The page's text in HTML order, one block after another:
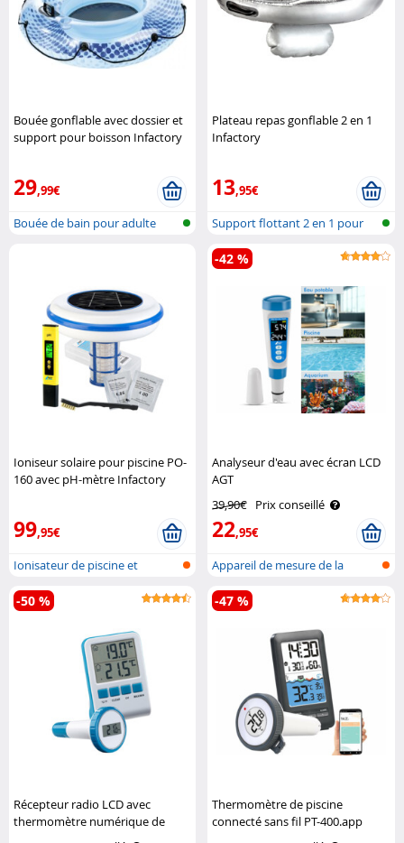
Bouée gonflable avec dossier et
support pour boisson Infactory
29,99€
Bouée de bain pour adulte
Plateau repas gonflable 2 en 1
Infactory
13,95€
Support flottant 2 en 1 pour
boisso..
Ioniseur solaire pour piscine PO-
160 avec pH-mètre Infactory
99,95€
Ionisateur de piscine et
appareil d..
Analyseur d'eau avec écran LCD
AGT
39,90€ Prix conseillé
22,95€
-42 %
Appareil de mesure de la
qualité de..
Récepteur radio LCD avec
thermomètre numérique de
bassin et de piscine, IPX8
-50 %
Thermomètre de piscine
connecté sans fil PT-400.app
-47 %